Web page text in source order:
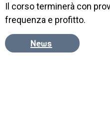
Il corso terminerà con
frequenza e profitto.
News